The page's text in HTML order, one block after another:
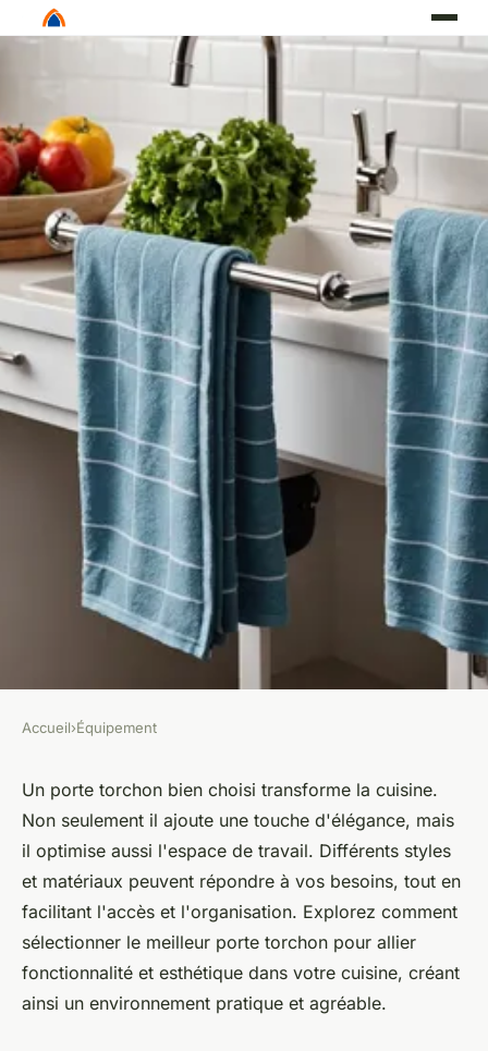
ÉQUIPEMENT
Optimisez votre cuisine avec
le meilleur porte torchon
Mya•13 février 2025•3 min de lecture
Accueil›Équipement
Un porte torchon bien choisi transforme la cuisine.
Non seulement il ajoute une touche d'élégance, mais
il optimise aussi l'espace de travail. Différents styles
et matériaux peuvent répondre à vos besoins, tout en
facilitant l'accès et l'organisation. Explorez comment
sélectionner le meilleur porte torchon pour allier
fonctionnalité et esthétique dans votre cuisine, créant
ainsi un environnement pratique et agréable.